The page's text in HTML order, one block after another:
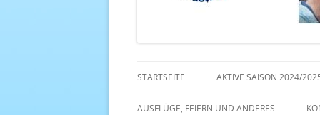
STARTSEITE AKTIVE SAISON 2024/
AKTIVE SAISON 2022/23
AUSFLÜGE, FEIERN UND ANDERES